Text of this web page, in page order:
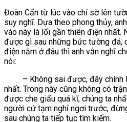
Đoàn Cẩn từ lúc vào chỉ sờ lên
suy nghĩ. Dựa theo phong thủy,
vào này là lối gần thiên điện nhất.
được gì sau những bức tường đá,
điện nằm ở đâu thì anh vẫn nghĩ
nói:
– Không sai được, đây chính
nhất. Trong này cũng không có
được che giấu quá kĩ, chúng ta
người cứ tạm nghỉ ngơi trước,
sau chúng ta tiếp tục tìm kiếm.